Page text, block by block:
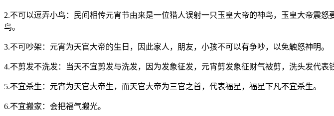
2.不可以逗弄小鸟：民间相传元宵节由来是一位猎人误射一只玉皇大帝的神鸟，玉皇大帝震
鸟。
3.不可吵架：元宵为天官大帝的生日，因此家人，朋友，小孩不可以有争吵，以免触怒神明。
4.不剪发不洗发：当天不宜剪发与洗发，因为发象征发，元宵剪发象征财气被剪，洗头发代表
5.不宜杀生：元宵为天官大帝生，而天官大帝为三官之首，代表福星，福星下凡不宜杀生。
6.不宜搬家：会把福气搬光。